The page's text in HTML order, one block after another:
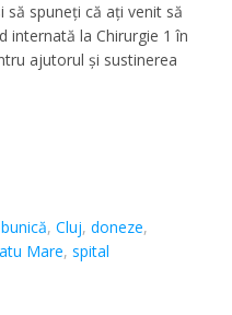
să spuneți că ați venit să
internată la Chirurgie 1 în
ajutorul și sustinerea
bunică,Cluj,doneze,
Mare,spital